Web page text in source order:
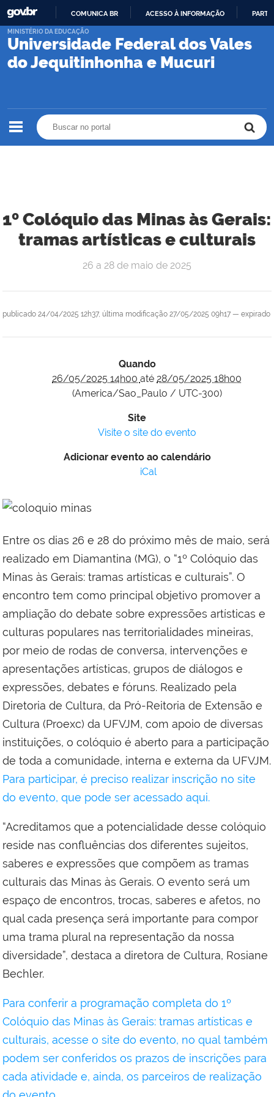
PARA
CONTEÚDO
COMUNICA BR ACESSO À INFORMAÇÃO
Universidade Federal dos Vales
do Jequitinhonha e Mucuri
MINISTÉRIO DA EDUCAÇÃO
1º Colóquio das Minas às Gerais:
tramas artísticas e culturais
publicado 24/04/2025 12h37, última modificação 27/05/2025 09h17 — expirado
26 a 28 de maio de 2025
Quando
26/05/2025 14h00 até 28/05/2025 18h00
(America/Sao_Paulo / UTC-300)
Site
Visite o site do evento
Adicionar evento ao calendário
iCal
Entre os dias 26 e 28 do próximo mês de maio, será
realizado em Diamantina (MG), o “1º Colóquio das
Minas às Gerais: tramas artísticas e culturais”. O
encontro tem como principal objetivo promover a
ampliação do debate sobre expressões artísticas e
culturas populares nas territorialidades mineiras,
por meio de rodas de conversa, intervenções e
apresentações artísticas, grupos de diálogos e
expressões, debates e fóruns. Realizado pela
Diretoria de Cultura, da Pró-Reitoria de Extensão e
Cultura (Proexc) da UFVJM, com apoio de diversas
instituições, o colóquio é aberto para a participação
de toda a comunidade, interna e externa da UFVJM.
Para participar, é preciso realizar inscrição no site
do evento, que pode ser acessado aqui.
“Acreditamos que a potencialidade desse colóquio
reside nas confluências dos diferentes sujeitos,
saberes e expressões que compõem as tramas
culturais das Minas às Gerais. O evento será um
espaço de encontros, trocas, saberes e afetos, no
qual cada presença será importante para compor
uma trama plural na representação da nossa
diversidade”, destaca a diretora de Cultura, Rosiane
Bechler.
Para conferir a programação completa do 1º
Colóquio das Minas às Gerais: tramas artísticas e
culturais, acesse o site do evento, no qual também
podem ser conferidos os prazos de inscrições para
cada atividade e, ainda, os parceiros de realização